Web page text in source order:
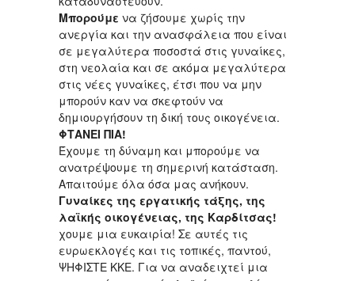
Μπορούμε να ζήσουμε χωρίς την
ανεργία και την ανασφάλεια που είναι
σε μεγαλύτερα ποσοστά στις γυναίκες,
στη νεολαία και σε ακόμα μεγαλύτερα
στις νέες γυναίκες, έτσι που να μην
μπορούν καν να σκεφτούν να
δημιουργήσουν τη δική τους οικογένεια.
ΦΤΑΝΕΙ ΠΙΑ!
Έχουμε τη δύναμη και μπορούμε να
ανατρέψουμε τη σημερινή κατάσταση.
Απαιτούμε όλα όσα μας ανήκουν.
Γυναίκες της εργατικής τάξης, της
λαϊκής οικογένειας, της Καρδίτσας!
χουμε μια ευκαιρία! Σε αυτές τις
ευρωεκλογές και τις τοπικές, παντού,
ΨΗΦΙΣΤΕ ΚΚΕ. Για να αναδειχτεί μια